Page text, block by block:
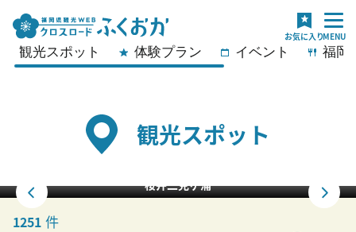
観光スポット 体験プラン イベント 福岡
観光スポット
桜井二見ヶ浦
1251 件